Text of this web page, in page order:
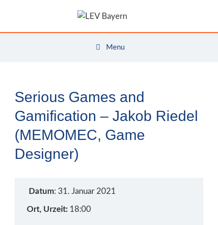
Menu
Serious Games and
Gamification – Jakob Riedel
(MEMOMEC, Game
Designer)
Datum: 31. Januar 2021
Ort, Urzeit: 18:00